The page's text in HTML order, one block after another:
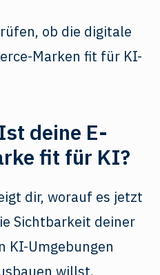
deine E-
fit für KI?
dir, worauf es jetzt
Sichtbarkeit deiner
KI-Umgebungen
willst.